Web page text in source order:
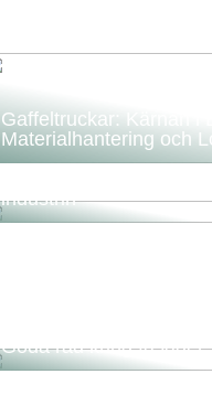
Gaffeltruckar: Kärnan i
Materialhantering och
industrin
Goda råd kring fasader